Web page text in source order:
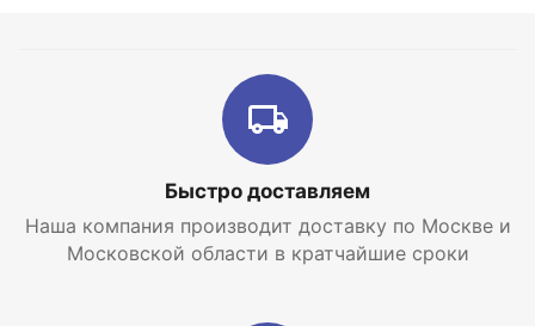
Быстро доставляем
Наша компания производит доставку по Москве и
Московской области в кратчайшие сроки